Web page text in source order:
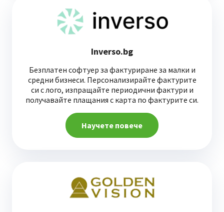
Inverso.bg
Безплатен софтуер за фактуриране за малки и
средни бизнеси. Персонализирайте фактурите
си с лого, изпращайте периодични фактури и
получавайте плащания с карта по фактурите си.
Научете повече